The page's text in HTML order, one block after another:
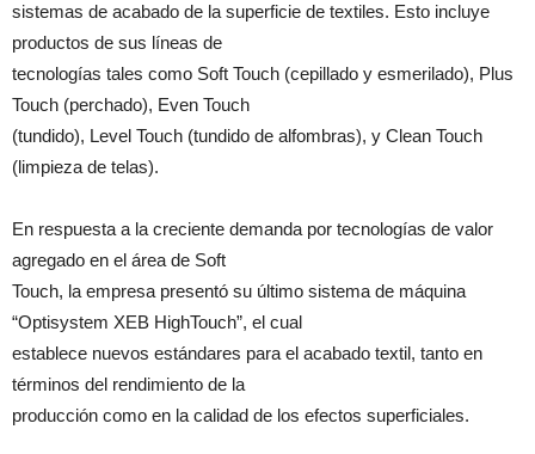
sistemas de acabado de la superficie de textiles. Esto incluye
productos de sus líneas de
tecnologías tales como Soft Touch (cepillado y esmerilado), Plus
Touch (perchado), Even Touch
(tundido), Level Touch (tundido de alfombras), y Clean Touch
(limpieza de telas).
En respuesta a la creciente demanda por tecnologías de valor
agregado en el área de Soft
Touch, la empresa presentó su último sistema de máquina
“Optisystem XEB HighTouch”, el cual
establece nuevos estándares para el acabado textil, tanto en
términos del rendimiento de la
producción como en la calidad de los efectos superficiales.